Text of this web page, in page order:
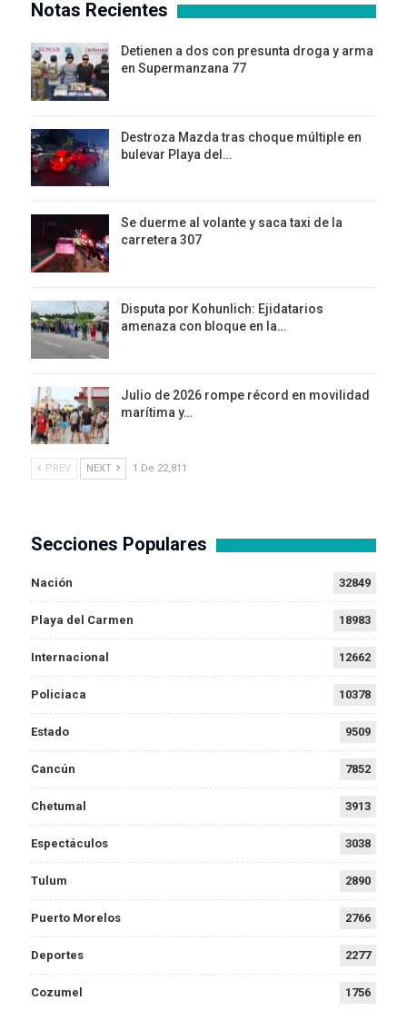
Notas Recientes
Detienen a dos con presunta droga y arma
en Supermanzana 77
Destroza Mazda tras choque múltiple en
bulevar Playa del…
Se duerme al volante y saca taxi de la
carretera 307
Disputa por Kohunlich: Ejidatarios
amenaza con bloque en la…
Julio de 2026 rompe récord en movilidad
marítima y…
PREV NEXT 1 De 22,811
Secciones Populares
Nación 32849
Playa del Carmen 18983
Internacional 12662
Policiaca 10378
Estado 9509
Cancún 7852
Chetumal 3913
Espectáculos 3038
Tulum 2890
Puerto Morelos 2766
Deportes 2277
Cozumel 1756